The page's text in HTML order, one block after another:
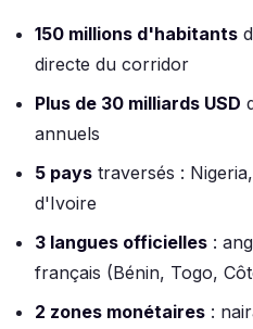
150 millions d'habitants
directe du corridor
Plus de 30 milliards USD
annuels
5 pays traversés :
d'Ivoire
3 langues officielles :
français (Bénin, Togo,
2 zones monétaires :